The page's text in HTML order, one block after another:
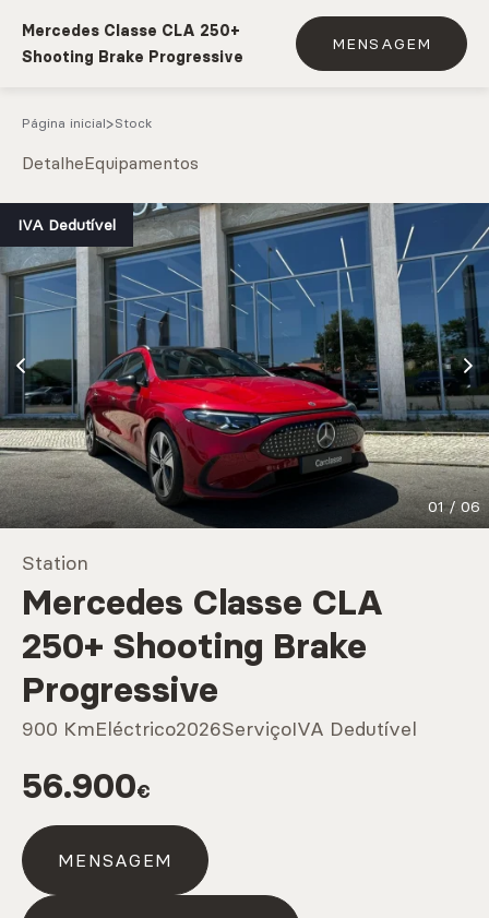
Mercedes Classe CLA 250+
Shooting Brake Progressive
MENSAGEM
Página inicial Stock
DetalheEquipamentos
01 / 06
IVA Dedutível
Station
Mercedes Classe CLA
250+ Shooting Brake
Progressive
900 KmEléctrico2026ServiçoIVA Dedutível
56.900€
MENSAGEM
e.g. Mercedes-Benz; BMW; Ford
Stock
CARREGAR MAIS
Marcas
CARREGAR MAIS
Serviços